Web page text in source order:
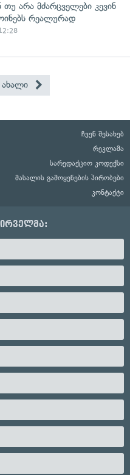
არა მძარცველები კევინ
რეალურად
ჩვენ შესახებ
რეკლამა
სარედაქციო კოდექსი
მასალის გამოყენების პირობები
კონტაქტი